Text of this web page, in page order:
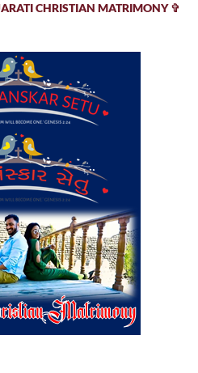
CHRISTIAN MATRIMONY ✞